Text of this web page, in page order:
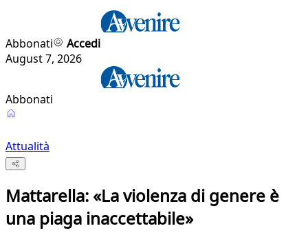
Abbonati
Accedi
August 7, 2026
Abbonati
Attualità
Mattarella: «La violenza di genere è
una piaga inaccettabile»